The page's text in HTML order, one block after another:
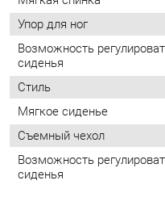
Съемный чехол
Возможность регулировать
сиденья
ОТЗЫВЫ
Пока нет отзывов,